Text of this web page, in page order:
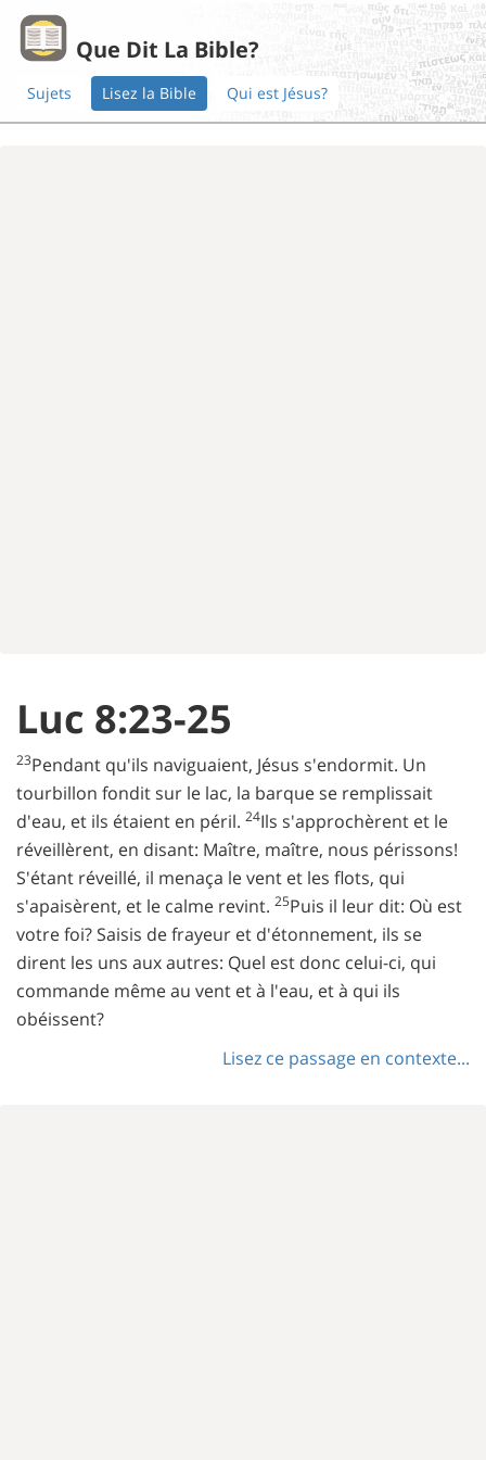
Que Dit La Bible?
Sujets Lisez la Bible Qui est Jésus?
Luc 8:23-25
23Pendant qu'ils naviguaient, Jésus s'endormit. Un
tourbillon fondit sur le lac, la barque se remplissait
d'eau, et ils étaient en péril. 24Ils s'approchèrent et le
réveillèrent, en disant: Maître, maître, nous périssons!
S'étant réveillé, il menaça le vent et les flots, qui
s'apaisèrent, et le calme revint. 25Puis il leur dit: Où est
votre foi? Saisis de frayeur et d'étonnement, ils se
dirent les uns aux autres: Quel est donc celui-ci, qui
commande même au vent et à l'eau, et à qui ils
obéissent?
Lisez ce passage en contexte...